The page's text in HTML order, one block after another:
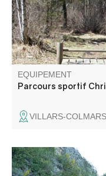
EQUIPEMENT
Parcours sportif
VILLARS-COLMARS
Ce circuit permet